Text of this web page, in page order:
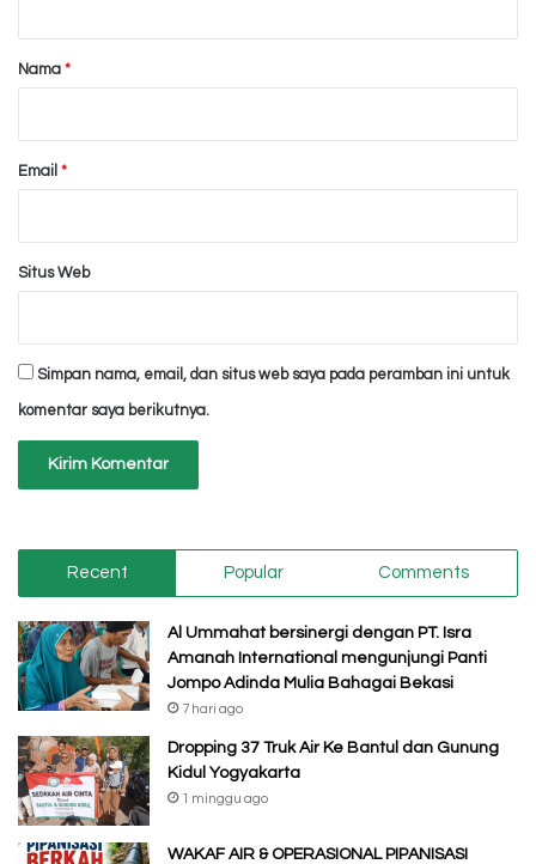
rNama *
Email *
Situs Web
Simpan nama, email, dan situs web saya pada peramban ini untuk
komentar saya berikutnya.
Recent Popular Comments
Al Ummahat bersinergi dengan PT. Isra
Amanah International mengunjungi Panti
Jompo Adinda Mulia Bahagai Bekasi
7 hari ago
Dropping 37 Truk Air Ke Bantul dan Gunung
Kidul Yogyakarta
1 minggu ago
WAKAF AIR & OPERASIONAL PIPANISASI